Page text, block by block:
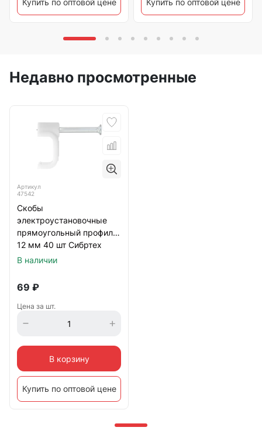
Купить по оптовой цене Купить по оптовой цене
Недавно просмотренные
Артикул
47542
Скобы
электроустановочные
прямоугольный профиль
12 мм 40 шт Сибртех
В наличии
69 ₽
Цена за шт.
В корзину
Купить по оптовой цене